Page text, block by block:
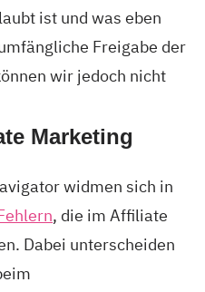
ist und was eben
Freigabe der
wir jedoch nicht
Marketing
widmen sich in
, die im Affiliate
Dabei unterscheiden